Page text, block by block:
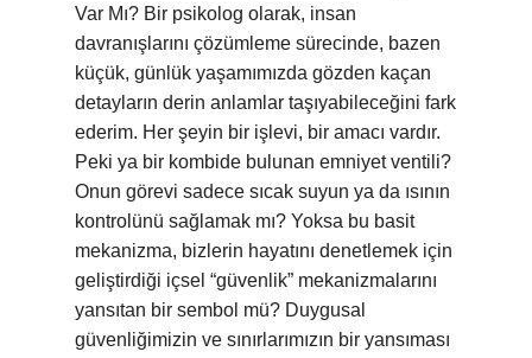
Var Mı? Bir psikolog olarak, insan
davranışlarını çözümleme sürecinde, bazen
küçük, günlük yaşamımızda gözden kaçan
detayların derin anlamlar taşıyabileceğini fark
ederim. Her şeyin bir işlevi, bir amacı vardır.
Peki ya bir kombide bulunan emniyet ventili?
Onun görevi sadece sıcak suyun ya da ısının
kontrolünü sağlamak mı? Yoksa bu basit
mekanizma, bizlerin hayatını denetlemek için
geliştirdiği içsel “güvenlik” mekanizmalarını
yansıtan bir sembol mü? Duygusal
güvenliğimizin ve sınırlarımızın bir yansıması